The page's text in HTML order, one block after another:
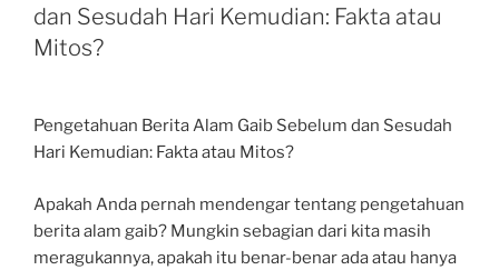
dan Sesudah Hari Kemudian: Fakta atau
Mitos?
Pengetahuan Berita Alam Gaib Sebelum dan Sesudah
Hari Kemudian: Fakta atau Mitos?
Apakah Anda pernah mendengar tentang pengetahuan
berita alam gaib? Mungkin sebagian dari kita masih
meragukannya, apakah itu benar-benar ada atau hanya